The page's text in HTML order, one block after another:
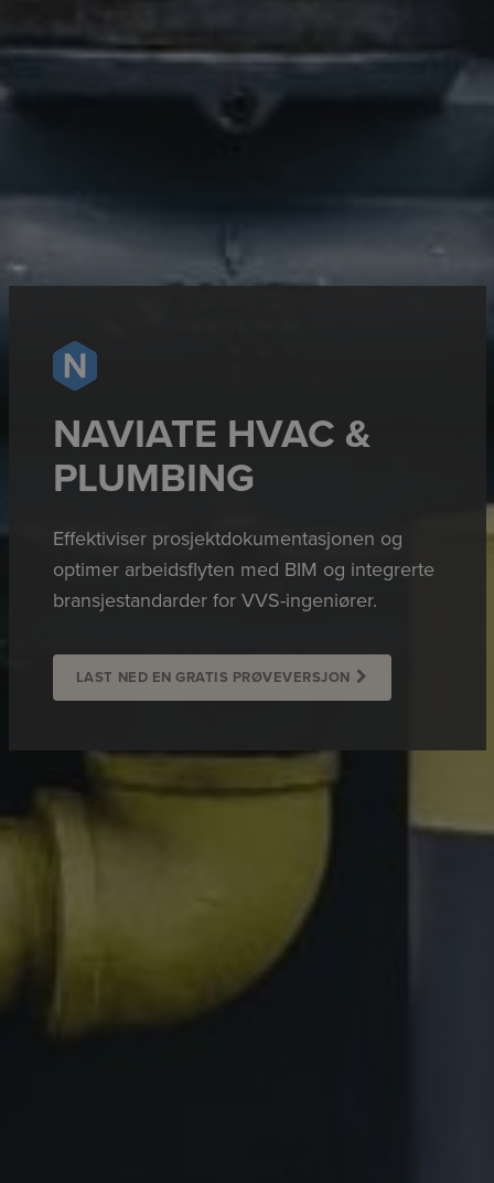
NAVIATE HVAC &
PLUMBING
Effektiviser prosjektdokumentasjonen og
optimer arbeidsflyten med BIM og integrerte
bransjestandarder for VVS-ingeniører.
LAST NED EN GRATIS PRØVEVERSJON